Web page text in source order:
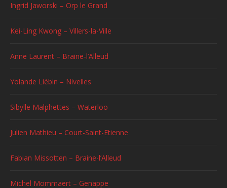
Ingrid Jaworski – Orp le Grand
Kei-Ling Kwong – Villers-la-Ville
Anne Laurent – Braine-l’Alleud
Yolande Liébin – Nivelles
Sibylle Malphettes – Waterloo
Julien Mathieu – Court-Saint-Etienne
Fabian Missotten – Braine-l’Alleud
Michel Mommaert – Genappe